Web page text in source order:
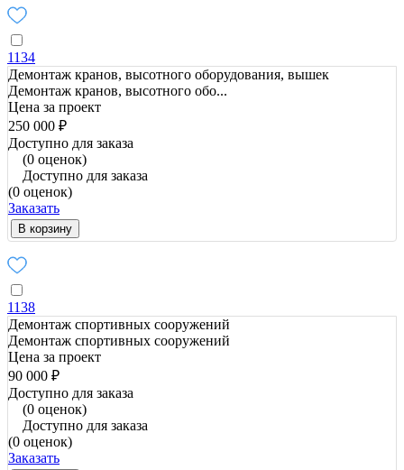
1134
Демонтаж кранов, высотного оборудования, вышек
Демонтаж кранов, высотного обо...
Цена за проект
250 000 ₽
Доступно для заказа
(0 оценок)
Доступно для заказа
(0 оценок)
Заказать
В корзину
1138
Демонтаж спортивных сооружений
Демонтаж спортивных сооружений
Цена за проект
90 000 ₽
Доступно для заказа
(0 оценок)
Доступно для заказа
(0 оценок)
Заказать